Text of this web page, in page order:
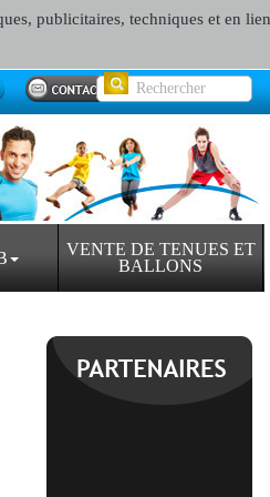
publicitaires, techniques et en
VENTE DE TENUES ET
BALLONS